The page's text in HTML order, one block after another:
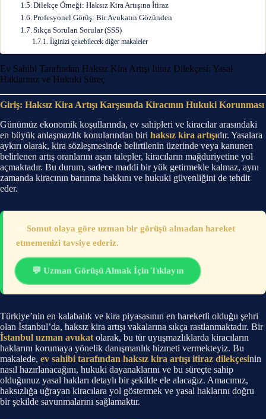
Dilekçe Örneği: Haksız Kira Artışına İtiraz
Profesyonel Görüş: Bir Avukatın Gözünden
Sıkça Sorulan Sorular (SSS)
İlginizi çekebilecek diğer makaleler
Ev Sahibi Tarafından Haksız Kira Artışı İtiraz Dilekçesi: Yasal
Haklarınız ve Hukuki Süreç
Giriş: Haksız Kira Artışı Karşısında Kiracının Hukuki Korunması
Günümüz ekonomik koşullarında, ev sahipleri ve kiracılar arasındaki
en büyük anlaşmazlık konularından biri haksız kira artışıdır. Yasalara
aykırı olarak, kira sözleşmesinde belirtilenin üzerinde veya kanunen
belirlenen artış oranlarını aşan talepler, kiracıların mağduriyetine yol
açmaktadır. Bu durum, sadece maddi bir yük getirmekle kalmaz, aynı
zamanda kiracının barınma hakkını ve hukuki güvenliğini de tehdit
eder.
⚠️ Somut olaya göre uzman bir görüşü almadan hareket
etmemenizi tavsiye ederiz.
💬 Uzman Görüşü Almak İçin Tıklayın
Türkiye’nin en kalabalık ve kira piyasasının en hareketli olduğu şehri
olan İstanbul’da, haksız kira artışı vakalarına sıkça rastlanmaktadır. Bir
İstanbul uzman avukat olarak, bu tür uyuşmazlıklarda kiracıların
haklarını korumaya yönelik danışmanlık hizmeti vermekteyiz. Bu
makalede, ev sahibi tarafından haksız kira artışı itiraz dilekçesinin
nasıl hazırlanacağını, hukuki dayanaklarını ve bu süreçte sahip
olduğunuz yasal hakları detaylı bir şekilde ele alacağız. Amacımız,
haksızlığa uğrayan kiracılara yol göstermek ve yasal haklarını doğru
bir şekilde savunmalarını sağlamaktır.